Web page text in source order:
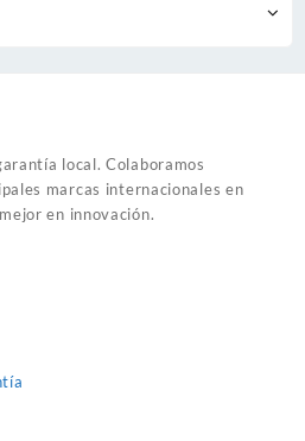
local. Colaboramos
marcas internacionales en
en innovación.